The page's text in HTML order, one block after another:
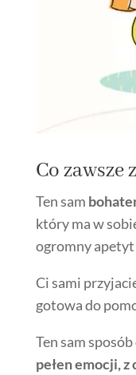
Co zawsze
Ten sam
który ma w
ogromny apetyt
Ci sami
gotowa do
Ten sam
pełen emocji,